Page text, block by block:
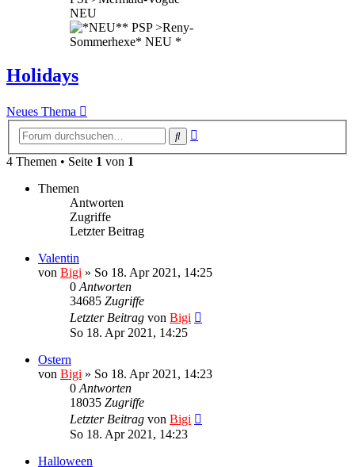
Holidays
Neues Thema
Suche
4 Themen • Seite 1 von 1
Themen
Antworten
Zugriffe
Letzter Beitrag
Valentin
von Bigi » So 18. Apr 2021, 14:25
0 Antworten
34685 Zugriffe
Letzter Beitrag von Bigi
So 18. Apr 2021, 14:25
Ostern
von Bigi » So 18. Apr 2021, 14:23
0 Antworten
18035 Zugriffe
Letzter Beitrag von Bigi
So 18. Apr 2021, 14:23
Halloween